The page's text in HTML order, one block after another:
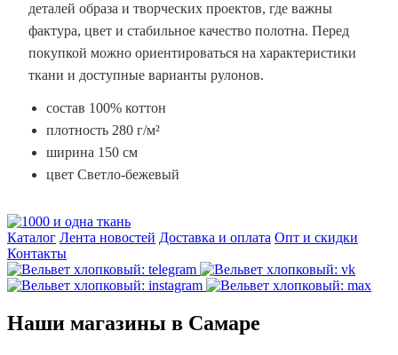
деталей образа и творческих проектов, где важны
фактура, цвет и стабильное качество полотна. Перед
покупкой можно ориентироваться на характеристики
ткани и доступные варианты рулонов.
состав 100% коттон
плотность 280 г/м²
ширина 150 см
цвет Светло-бежевый
Каталог Лента новостей Доставка и оплата Опт и скидки
Контакты
Наши магазины в Самаре